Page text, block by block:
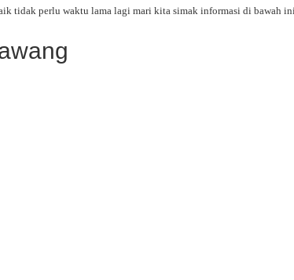
tidak perlu waktu lama lagi mari kita simak informasi di bawah